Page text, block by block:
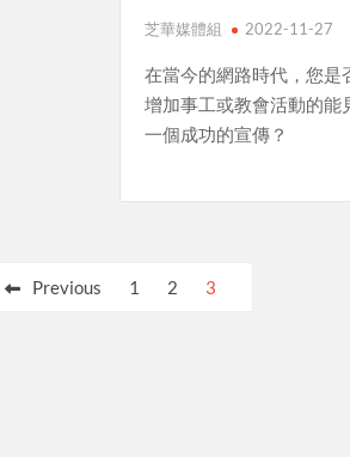
芝華媒體組 2022-11-27
在當今的網路時代，您是
增加事工或教會活動的能
一個成功的宣傳？
Previous 1 2 3